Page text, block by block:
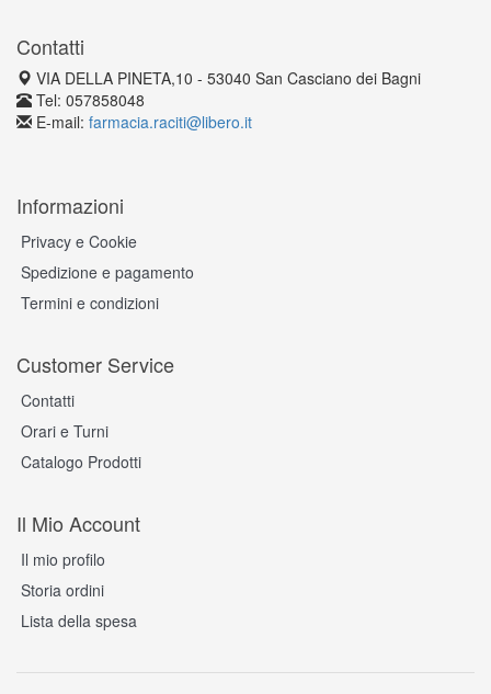
Contatti
VIA DELLA PINETA,10 - 53040 San Casciano dei Bagni
Tel: 057858048
E-mail: farmacia.raciti@libero.it
Informazioni
Privacy e Cookie
Spedizione e pagamento
Termini e condizioni
Customer Service
Contatti
Orari e Turni
Catalogo Prodotti
Il Mio Account
Il mio profilo
Storia ordini
Lista della spesa